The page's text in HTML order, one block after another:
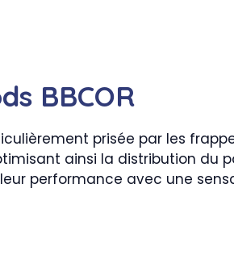
BBCOR
prisée par les
ainsi la distribution du
performance avec une